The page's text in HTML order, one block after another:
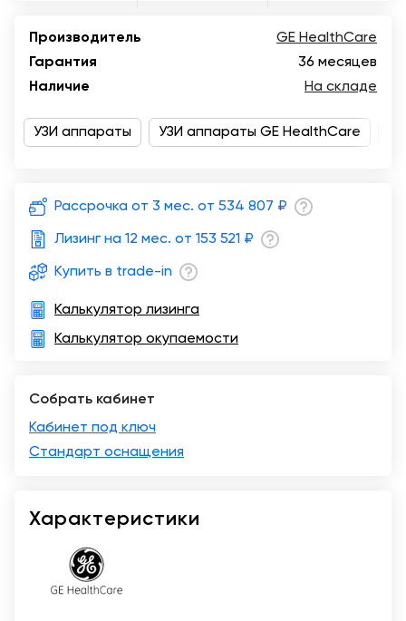
Краснодар
Производитель
GE HealthCare
Гарантия
36 месяцев
Наличие
На складе
УЗИ аппараты УЗИ аппараты GE HealthCare
Рассрочка от 3 мес. от 534 807 ₽
Лизинг на 12 мес. от 153 521 ₽
Купить в trade-in
Калькулятор лизинга
Калькулятор окупаемости
Собрать кабинет
Кабинет под ключ
Стандарт оснащения
Характеристики